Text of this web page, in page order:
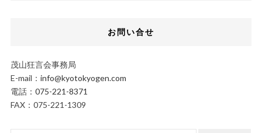
お問い合せ
茂山狂言会事務局
E-mail： info@kyotokyogen.com
電話： 075-221-8371
FAX：075-221-1309